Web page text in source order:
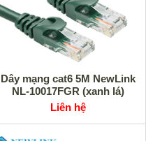
Dây mạng cat6 5M NewLink
NL-10017FGR (xanh lá)
Liên hệ